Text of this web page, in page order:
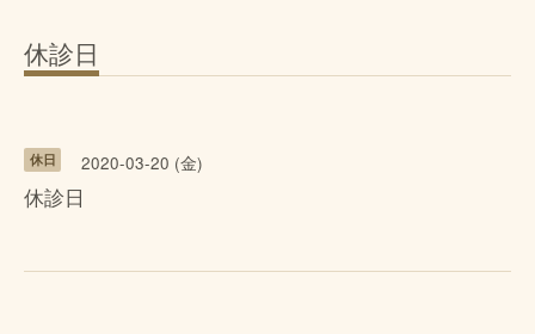
休診日
休日 2020-03-20 (金)
休診日